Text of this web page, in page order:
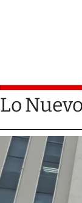
Lo Nuevo